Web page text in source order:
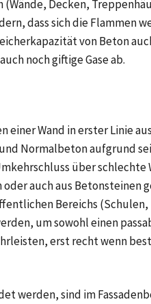
Decken,
dass sich die Flammen
von Beton
noch giftige Gase ab.
einer Wand in erster Linie
Normalbeton aufgrund
über schlechte
auch aus Betonsteinen
Bereichs (Schulen,
um sowohl einen
erst recht wenn
werden, sind im